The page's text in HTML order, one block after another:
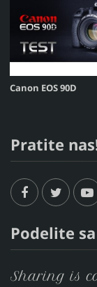
Canon EOS 90D
Pratite
Podelite
Sharing is